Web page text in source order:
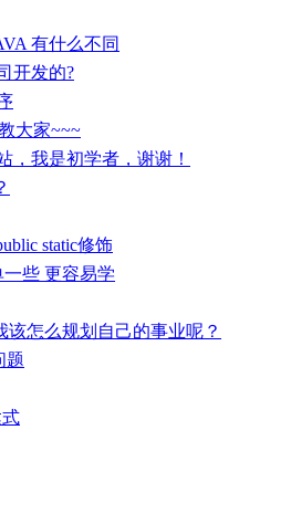
有什么不同
开发的?
大家~~~
，我是初学者，谢谢！
static修饰
一些 更容易学
该怎么规划自己的事业呢？
题